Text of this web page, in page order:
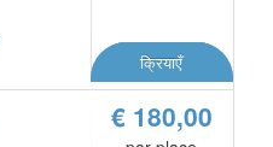
क्रियाएँ
€ 180,00